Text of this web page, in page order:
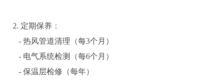
2. 定期保养：
- 热风管道清理（每3个月）
- 电气系统检测（每6个月）
- 保温层检修（每年）